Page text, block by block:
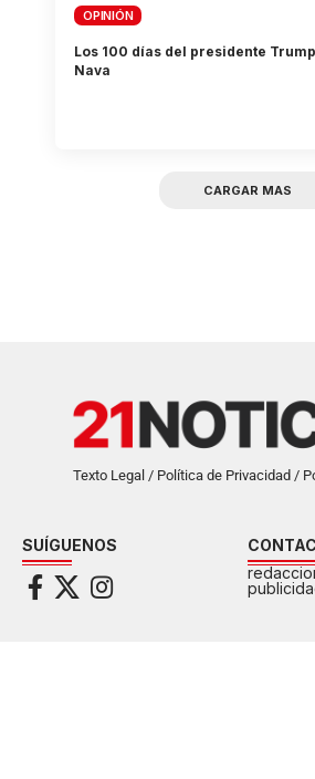
OPINIÓN
Los 100 días del presidente
Nava
CARGAR MAS
Texto Legal / Política de Privacidad /
SUÍGUENOS